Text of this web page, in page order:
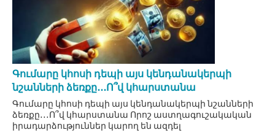
Գումարը կհոսի դեպի այս կենդանակերպի
նշանների ձեռքը․․․Ո՞վ կհարստանա
Գումարը կհոսի դեպի այս կենդանակերպի նշանների
ձեռքը․․․Ո՞վ կհարստանա Որոշ աստղագուշակական
իրադարձություններ կարող են ազդել